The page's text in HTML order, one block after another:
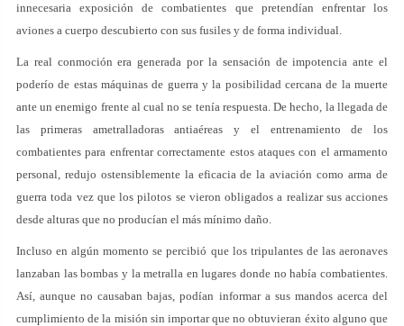
innecesaria exposición de combatientes que pretendían enfrentar los
aviones a cuerpo descubierto con sus fusiles y de forma individual.
La real conmoción era generada por la sensación de impotencia ante el
poderío de estas máquinas de guerra y la posibilidad cercana de la muerte
ante un enemigo frente al cual no se tenía respuesta. De hecho, la llegada de
las primeras ametralladoras antiaéreas y el entrenamiento de los
combatientes para enfrentar correctamente estos ataques con el armamento
personal, redujo ostensiblemente la eficacia de la aviación como arma de
guerra toda vez que los pilotos se vieron obligados a realizar sus acciones
desde alturas que no producían el más mínimo daño.
Incluso en algún momento se percibió que los tripulantes de las aeronaves
lanzaban las bombas y la metralla en lugares donde no había combatientes.
Así, aunque no causaban bajas, podían informar a sus mandos acerca del
cumplimiento de la misión sin importar que no obtuvieran éxito alguno que